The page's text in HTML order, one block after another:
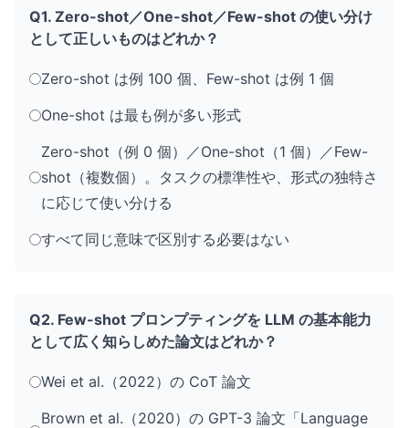
Q1. Zero-shot／One-shot／Few-shot の使い分け
として正しいものはどれか？
Zero-shot は例 100 個、Few-shot は例 1 個
One-shot は最も例が多い形式
Zero-shot（例 0 個）／One-shot（1 個）／Few-
shot（複数個）。タスクの標準性や、形式の独特さ
に応じて使い分ける
すべて同じ意味で区別する必要はない
Q2. Few-shot プロンプティングを LLM の基本能力
として広く知らしめた論文はどれか？
Wei et al.（2022）の CoT 論文
Brown et al.（2020）の GPT-3 論文「Language